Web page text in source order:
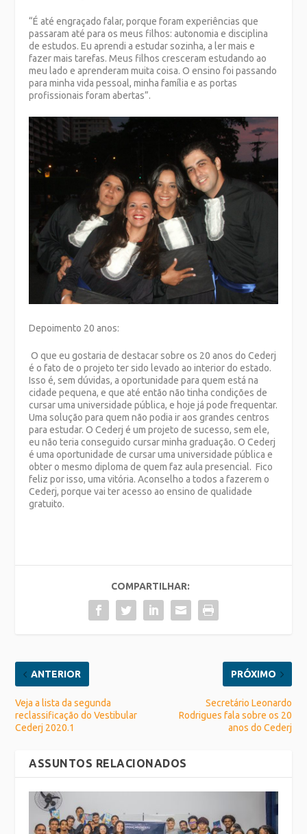
“É até engraçado falar, porque foram experiências que
passaram até para os meus filhos: autonomia e disciplina
de estudos. Eu aprendi a estudar sozinha, a ler mais e
fazer mais tarefas. Meus filhos cresceram estudando ao
meu lado e aprenderam muita coisa. O ensino foi passando
para minha vida pessoal, minha família e as portas
profissionais foram abertas”.
Depoimento 20 anos:
O que eu gostaria de destacar sobre os 20 anos do Cederj
é o fato de o projeto ter sido levado ao interior do estado.
Isso é, sem dúvidas, a oportunidade para quem está na
cidade pequena, e que até então não tinha condições de
cursar uma universidade pública, e hoje já pode frequentar.
Uma solução para quem não podia ir aos grandes centros
para estudar. O Cederj é um projeto de sucesso, sem ele,
eu não teria conseguido cursar minha graduação. O Cederj
é uma oportunidade de cursar uma universidade pública e
obter o mesmo diploma de quem faz aula presencial. Fico
feliz por isso, uma vitória. Aconselho a todos a fazerem o
Cederj, porque vai ter acesso ao ensino de qualidade
gratuito.
COMPARTILHAR:
ANTERIOR
Veja a lista da segunda
reclassificação do Vestibular
Cederj 2020.1
PRÓXIMO
Secretário Leonardo
Rodrigues fala sobre os 20
anos do Cederj
ASSUNTOS RELACIONADOS